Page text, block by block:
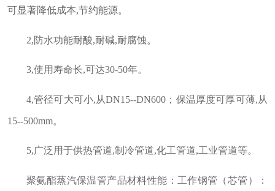
可显著降低成本,节约能源。
2,防水功能耐酸,耐碱,耐腐蚀。
3,使用寿命长,可达30-50年。
4,管径可大可小,从DN15--DN600；保温厚度可厚可薄,从
15--500mm。
5,广泛用于供热管道,制冷管道,化工管道,工业管道等。
聚氨酯蒸汽保温管产品材料性能：工作钢管（芯管）：